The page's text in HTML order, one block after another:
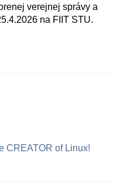
verejnej správy a
na FIIT STU.
CREATOR of Linux!